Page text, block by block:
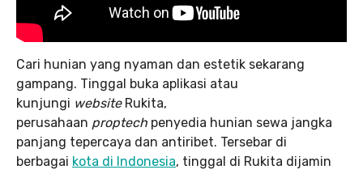
Cari hunian yang nyaman dan estetik sekarang
gampang. Tinggal buka aplikasi atau
kunjungi websiteRukita,
perusahaan proptech penyedia hunian sewa jangka
panjang tepercaya dan antiribet. Tersebar di
berbagai kota di Indonesia, tinggal di Rukita dijamin